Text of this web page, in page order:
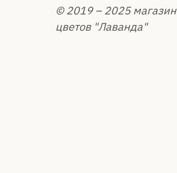
© 2019 – 2025 магазин
цветов "Лаванда"